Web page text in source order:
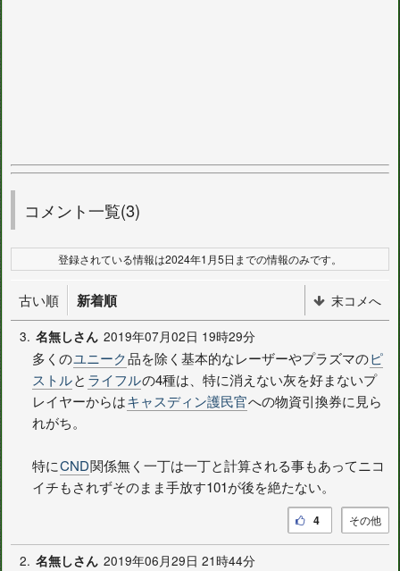
コメント一覧(3)
登録されている情報は2024年1月5日までの情報のみです。
古い順 新着順
末コメへ
3. 名無しさん 2019年07月02日 19時29分
多くのユニーク品を除く基本的なレーザーやプラズマのピ
ストルと ライフルの4種は、特に消えない灰を好まないプ
レイヤーからはキャスディン護民官への物資引換券に見ら
れがち。
特にCND関係無く一丁は一丁と計算される事もあってニコ
イチもされずそのまま手放す101が後を絶たない。
その他
4
2. 名無しさん 2019年06月29日 21時44分